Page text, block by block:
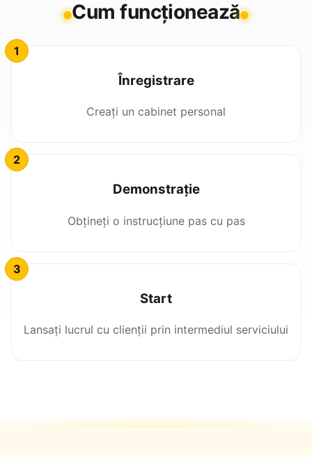
Cum funcționează
Înregistrare
Creați un cabinet personal
Demonstrație
Obțineți o instrucțiune pas cu pas
Start
Lansați lucrul cu clienții prin intermediul serviciului